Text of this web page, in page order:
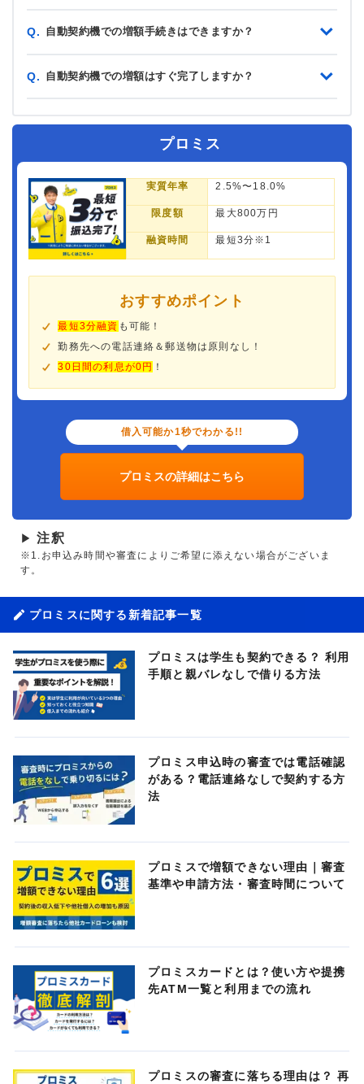
Q. 自動契約機での増額手続きはできますか？
Q. 自動契約機での増額はすぐ完了しますか？
プロミス
実質年率 2.5%〜18.0%
限度額 最大800万円
融資時間 最短3分※1
おすすめポイント
最短3分融資 も可能！
勤務先への電話連絡＆郵送物は原則なし！
30日間の利息が0円 ！
借入可能か1秒でわかる!!
プロミスの詳細はこちら
▶ 注釈
※1.お申込み時間や審査によりご希望に添えない場合がございま
す。
プロミスに関する新着記事一覧
プロミスは学生も契約できる？ 利用
手順と親バレなしで借りる方法
プロミス申込時の審査では電話確認
がある？電話連絡なしで契約する方
法
プロミスで増額できない理由｜審査
基準や申請方法・審査時間について
プロミスカードとは？使い方や提携
先ATM一覧と利用までの流れ
プロミスの審査に落ちる理由は？ 再